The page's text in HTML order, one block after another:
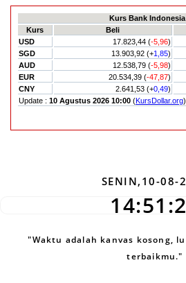
SENIN,10-08-
"Waktu adalah kanvas kosong,
terbaikmu."